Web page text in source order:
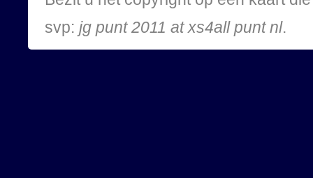
svp: jg punt 2011 at xs4all punt nl.